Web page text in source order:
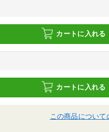
カートに入れる
カートに入れる
この商品について